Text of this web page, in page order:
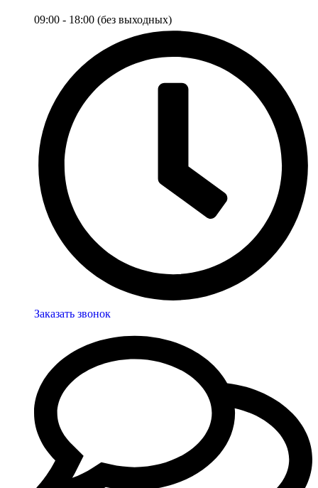
09:00 - 18:00 (без выходных)
Заказать звонок